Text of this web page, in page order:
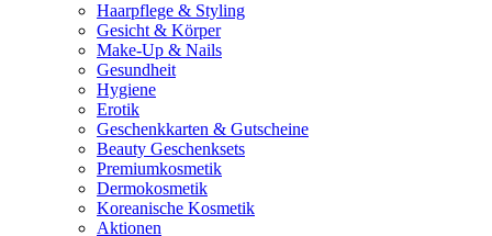
Haarpflege & Styling
Gesicht & Körper
Make-Up & Nails
Gesundheit
Hygiene
Erotik
Geschenkkarten & Gutscheine
Beauty Geschenksets
Premiumkosmetik
Dermokosmetik
Koreanische Kosmetik
Aktionen